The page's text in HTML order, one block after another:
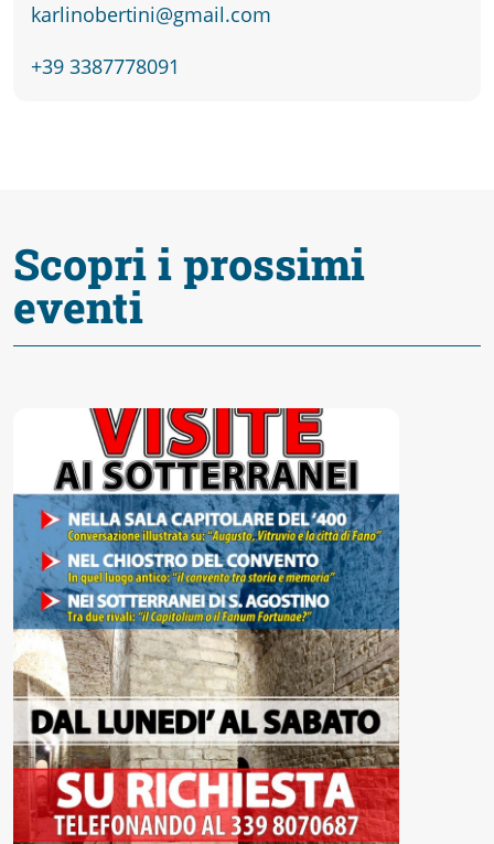
Enogastronomia
Fano
Accessibili
karlinobertini@gmail.com
+39 3387778091
Scopri i prossimi
eventi